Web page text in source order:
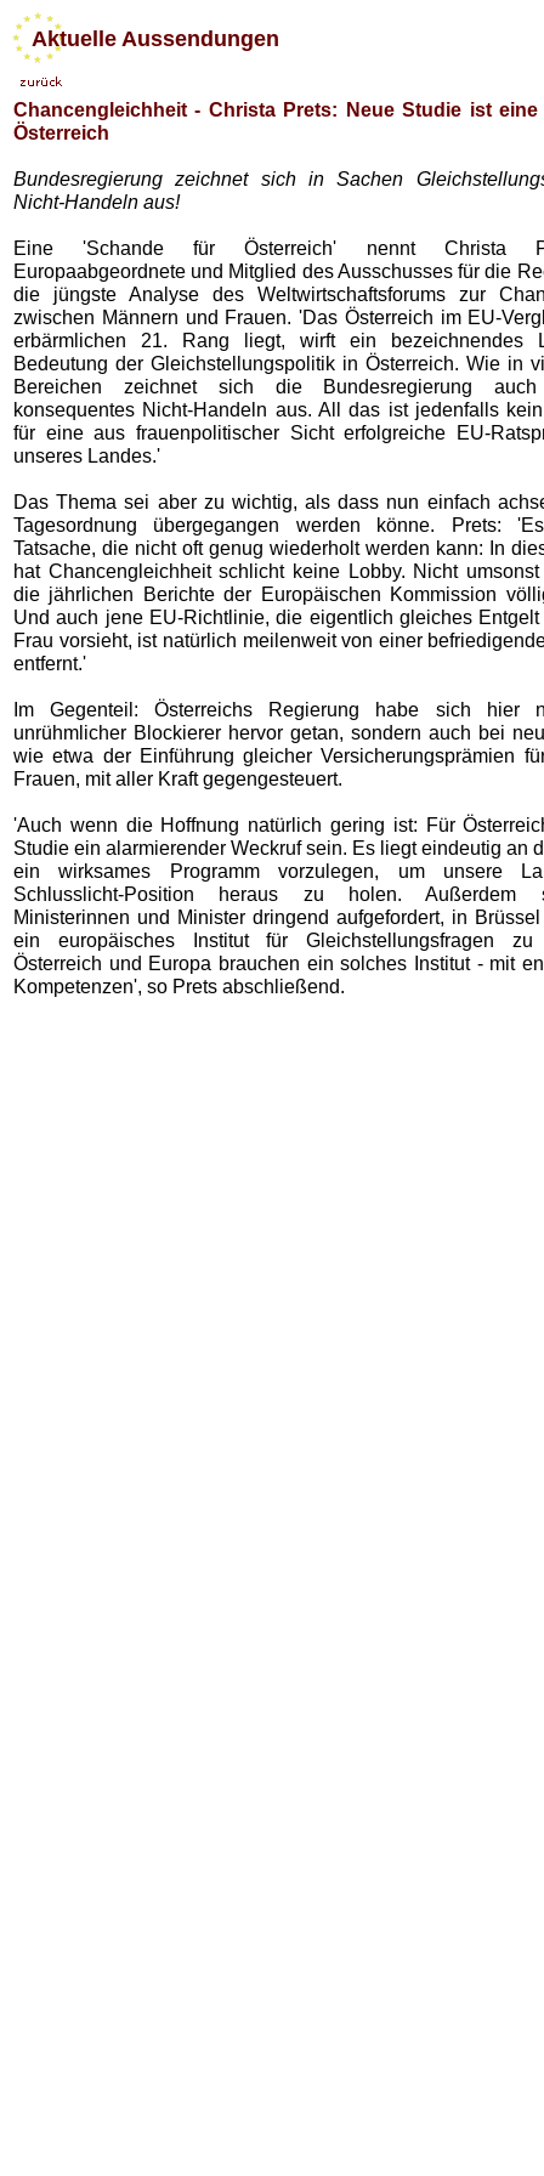
Aktuelle Aussendungen
Chancengleichheit - Christa Prets: Neue Studie ist
Österreich
Bundesregierung zeichnet sich in Sachen
Nicht-Handeln aus!
Eine 'Schande für Österreich' nennt Christa
Europaabgeordnete und Mitglied des Ausschusses für die
die jüngste Analyse des Weltwirtschaftsforums zur
zwischen Männern und Frauen. 'Das Österreich im EU-
erbärmlichen 21. Rang liegt, wirft ein bezeichnendes
Bedeutung der Gleichstellungspolitik in Österreich. Wie in
Bereichen zeichnet sich die Bundesregierung
konsequentes Nicht-Handeln aus. All das ist jedenfalls
für eine aus frauenpolitischer Sicht erfolgreiche EU-
unseres Landes.'
Das Thema sei aber zu wichtig, als dass nun einfach
Tagesordnung übergegangen werden könne. Prets:
Tatsache, die nicht oft genug wiederholt werden kann: In
hat Chancengleichheit schlicht keine Lobby. Nicht
die jährlichen Berichte der Europäischen Kommission
Und auch jene EU-Richtlinie, die eigentlich gleiches
Frau vorsieht, ist natürlich meilenweit von einer
entfernt.'
Im Gegenteil: Österreichs Regierung habe sich hier
unrühmlicher Blockierer hervor getan, sondern auch bei
wie etwa der Einführung gleicher Versicherungsprämien
Frauen, mit aller Kraft gegengesteuert.
'Auch wenn die Hoffnung natürlich gering ist: Für
Studie ein alarmierender Weckruf sein. Es liegt eindeutig an
ein wirksames Programm vorzulegen, um unsere
Schlusslicht-Position heraus zu holen. Außerdem
Ministerinnen und Minister dringend aufgefordert, in
ein europäisches Institut für Gleichstellungsfragen zu
Österreich und Europa brauchen ein solches Institut - mit
Kompetenzen', so Prets abschließend.